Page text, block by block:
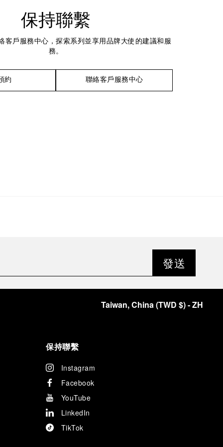
保持聯繫
客戶服務中心，探索系列並享用品牌大使的建議和服
務。
約 聯絡客戶服務中心
發送
Taiwan, China(TWD $)- ZH
保持聯繫
Instagram
Facebook
YouTube
LinkedIn
TikTok